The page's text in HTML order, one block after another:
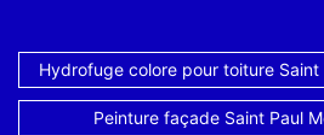
Hydrofuge colore pour toiture
Peinture façade Saint Paul